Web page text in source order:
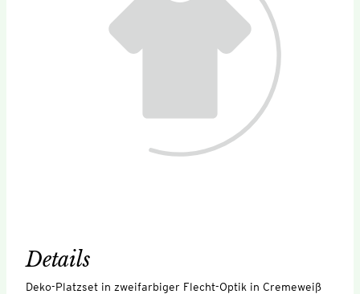
Details
Deko-Platzset in zweifarbiger Flecht-Optik in Cremeweiß